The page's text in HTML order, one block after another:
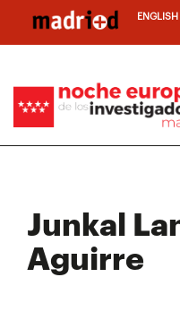
contenido
ENGLISH
Junkal
Aguirre